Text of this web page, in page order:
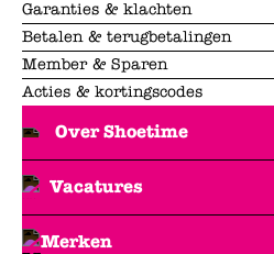
Garanties & klachten
Betalen & terugbetalingen
Member & Sparen
Acties & kortingscodes
Over Shoetime
Vacatures
Merken